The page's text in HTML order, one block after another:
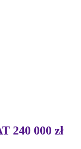
240 000 zł